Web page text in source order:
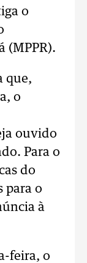
o
(MPPR).
que,
o
ouvido
Para o
do
para o
à
feira, o